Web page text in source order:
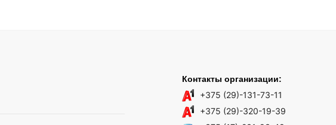
Контакты организации:
+375 (29)-131-73-11
+375 (29)-320-19-39